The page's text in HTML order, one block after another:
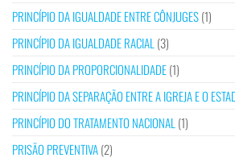
PRINCÍPIO DA IGUALDADE ENTRE CÔNJUGES(1)
PRINCÍPIO DA IGUALDADE RACIAL (3)
PRINCÍPIO DA PROPORCIONALIDADE(1)
PRINCÍPIO DA SEPARAÇÃO ENTRE A IGREJA E O
PRINCÍPIO DO TRATAMENTO NACIONAL (1)
PRISÃO PREVENTIVA(2)